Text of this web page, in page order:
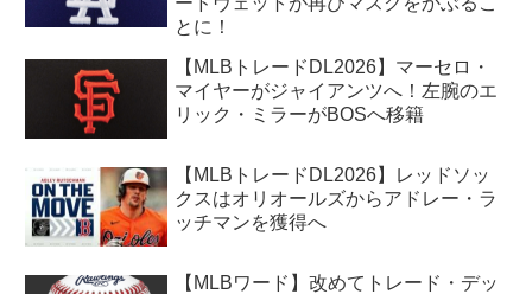
とに！
【MLBトレードDL2026】マーセロ・
マイヤーがジャイアンツへ！左腕のエ
リック・ミラーがBOSへ移籍
【MLBトレードDL2026】レッドソッ
クスはオリオールズからアドレー・ラ
ッチマンを獲得へ
【MLBワード】改めてトレード・デッ